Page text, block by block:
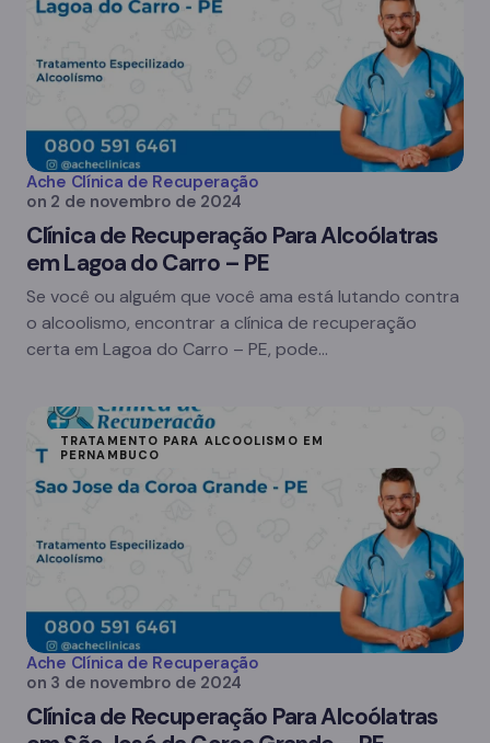
Ache Clínica de Recuperação
on 2 de novembro de 2024
Clínica de Recuperação Para Alcoólatras
em Lagoa do Carro – PE
Se você ou alguém que você ama está lutando contra
o alcoolismo, encontrar a clínica de recuperação
certa em Lagoa do Carro – PE, pode…
TRATAMENTO PARA ALCOOLISMO EM
PERNAMBUCO
Ache Clínica de Recuperação
on 3 de novembro de 2024
Clínica de Recuperação Para Alcoólatras